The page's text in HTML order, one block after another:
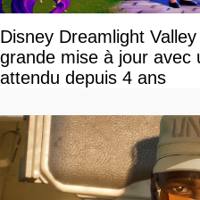
Disney Dreamlight
grande mise à jour avec
attendu depuis 4 ans